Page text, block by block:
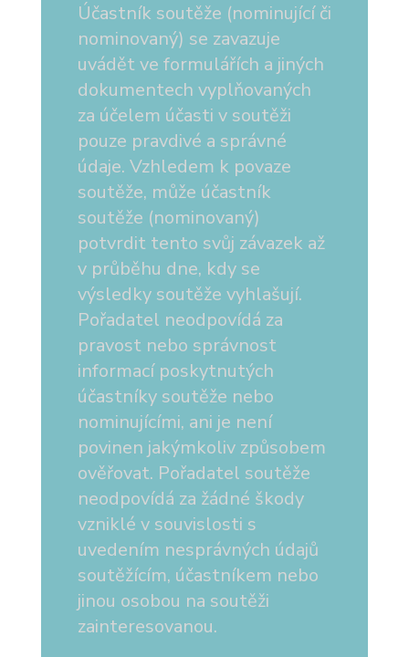
Účastník soutěže (nominující či
nominovaný) se zavazuje
uvádět ve formulářích a jiných
dokumentech vyplňovaných
za účelem účasti v soutěži
pouze pravdivé a správné
údaje. Vzhledem k povaze
soutěže, může účastník
soutěže (nominovaný)
potvrdit tento svůj závazek až
v průběhu dne, kdy se
výsledky soutěže vyhlašují.
Pořadatel neodpovídá za
pravost nebo správnost
informací poskytnutých
účastníky soutěže nebo
nominujícími, ani je není
povinen jakýmkoliv způsobem
ověřovat. Pořadatel soutěže
neodpovídá za žádné škody
vzniklé v souvislosti s
uvedením nesprávných údajů
soutěžícím, účastníkem nebo
jinou osobou na soutěži
zainteresovanou.